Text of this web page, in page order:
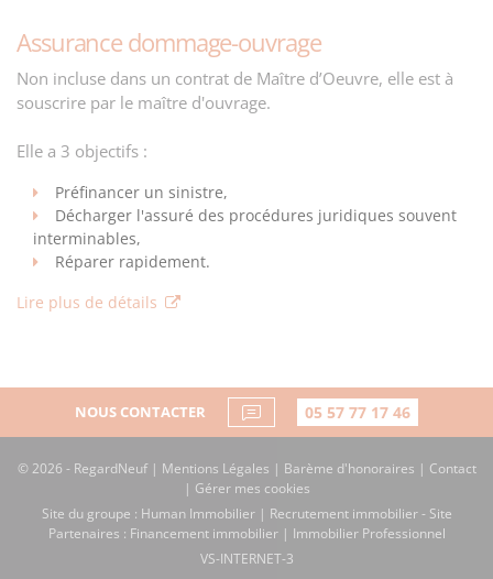
Assurance dommage-ouvrage
Non incluse dans un contrat de Maître d’Oeuvre, elle est à
souscrire par le maître d'ouvrage.
Elle a 3 objectifs :
Préfinancer un sinistre,
Décharger l'assuré des procédures juridiques souvent
interminables,
Réparer rapidement.
Lire plus de détails
NOUS CONTACTER 05 57 77 17 46
© 2026 - RegardNeuf | Mentions Légales | Barème d'honoraires | Contact
| Gérer mes cookies
Site du groupe : Human Immobilier| Recrutement immobilier- Site
Partenaires : Financement immobilier| Immobilier Professionnel
VS-INTERNET-3